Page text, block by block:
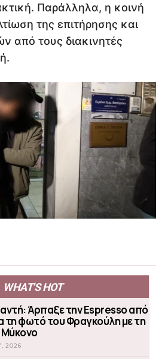
Παράλληλα, η κοινή
της επιτήρησης και
από τους διακινητές
WHAT'S HOT
Άρπαξε την Espresso από
τη φωτό του Φραγκούλη με τη
Μύκονο
2026